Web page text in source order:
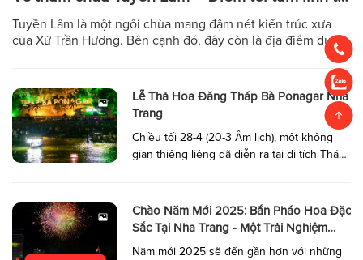
Cam Lâm độc đáo và xứ trầm Khánh Hòa
Tuyền Lâm là một ngôi chùa mang đậm nét kiến trúc xưa
của Xứ Trần Hương. Bên cạnh đó, đây còn là địa điểm du
lịch tâm linh khá nổi tiếng với khung cảnh đẹp bình yên mà
du khách không thể bỏ lỡ . Bên cạnh các điểm du lịch vịnh
biển đẹp Việt […]
Lễ Thả Hoa Đăng Tháp Bà Ponagar Nha
Trang
Chiều tối 28-4 (20-3 Âm lịch), một không
gian thiêng liêng đã diễn ra tại di tích Tháp
Trang. Lễ thả hoa đăng không chỉ là một
nghi thức đơn thuần mà còn là lời tri ân […]
Chào Năm Mới 2025: Bắn Pháo Hoa Đặc
Sắc Tại Nha Trang - Một Trải Nghiệm
Không Thể Bỏ Lỡ
Năm mới 2025 sẽ đến gần hơn với những